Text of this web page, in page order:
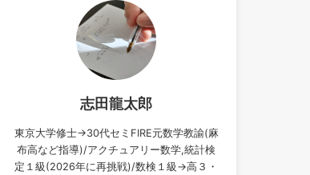
志田龍太郎
東京大学修士→30代セミFIRE元数学教諭(麻
布高など指導)/アクチュアリー数学,統計検
定１級(2026年に再挑戦)/数検１級→高３・